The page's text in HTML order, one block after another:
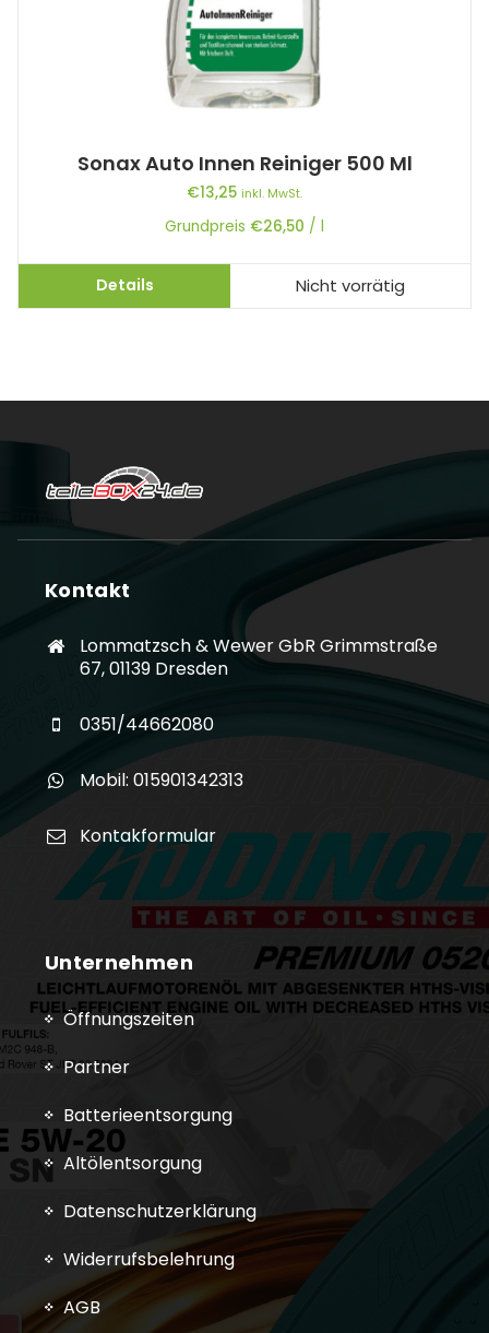
Sonax Auto Innen Reiniger 500 Ml
€13,25 inkl. MwSt.
Grundpreis €26,50 / l
Details Nicht vorrätig
Kontakt
Lommatzsch & Wewer GbR Grimmstraße
67, 01139 Dresden
0351/44662080
Mobil: 015901342313
Kontakformular
Unternehmen
Öffnungszeiten
Partner
Batterieentsorgung
Altölentsorgung
Datenschutzerklärung
Widerrufsbelehrung
AGB